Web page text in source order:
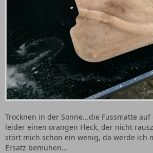
Trocknen in der Sonne...die Fussmatte
leider einen orangen Fleck, der nicht
stört mich schon ein wenig, da werde ich
Ersatz bemühen...